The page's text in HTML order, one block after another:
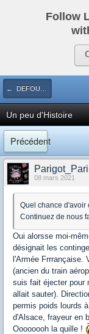
Follow
← DEFOULOIR
Un peu d'Histoire
Précédent
08 mars 2021
Quel chance d'avoir
Continuez de nous
Oui alorsse moi-
désignait les
l'Armée Frrrançaise.
(ancien du train
suis fait éjecter pour
allait sauter).
permis poids lourds
d'Alsace, frayeur en
Oooooooh la quille !